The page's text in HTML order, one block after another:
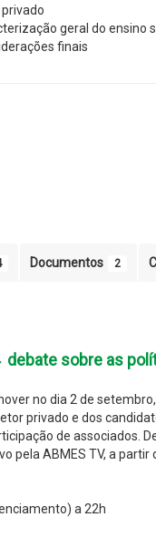
geral do ensino
finais
Documentos 2
debate sobre as
no dia 2 de
privado e dos
de associados.
pela ABMES TV, a partir
a 22h